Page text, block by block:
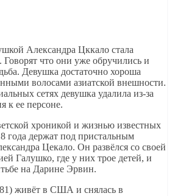
Александра Цккало стала
что они уже обручились и
Девушка достаточно хороша
волосами азиатской внешности.
сетях девушка удалила из-за
к ее персоне.
хроникой и жизнью известных
года держат под пристальным
Цекало. Он развёлся со своей
Галушко, где у них трое детей, и
на Дарине Эрвин.
живёт в США и снялась в